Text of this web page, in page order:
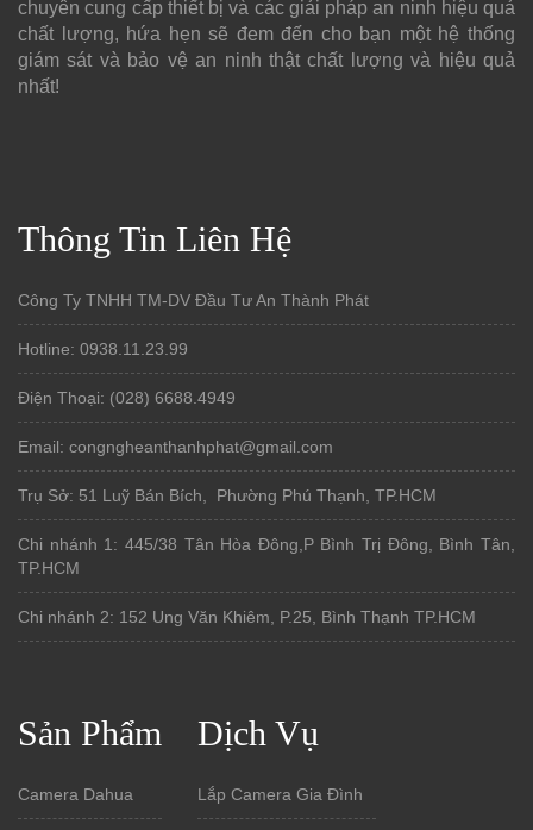
chuyên cung cấp thiết bị và các giải pháp an ninh hiệu quả
chất lượng, hứa hẹn sẽ đem đến cho bạn một hệ thống
giám sát và bảo vệ an ninh thật chất lượng và hiệu quả
nhất!
Thông Tin Liên Hệ
Công Ty TNHH TM-DV Đầu Tư An Thành Phát
Hotline: 0938.11.23.99
Điện Thoại: (028) 6688.4949
Email: congngheanthanhphat@gmail.com
Trụ Sở: 51 Luỹ Bán Bích, Phường Phú Thạnh, TP.HCM
Chi nhánh 1: 445/38 Tân Hòa Đông,P Bình Trị Đông, Bình Tân,
TP.HCM
Chi nhánh 2: 152 Ung Văn Khiêm, P.25, Bình Thạnh TP.HCM
Sản Phẩm
Camera Dahua
Dịch Vụ
Lắp Camera Gia Đình